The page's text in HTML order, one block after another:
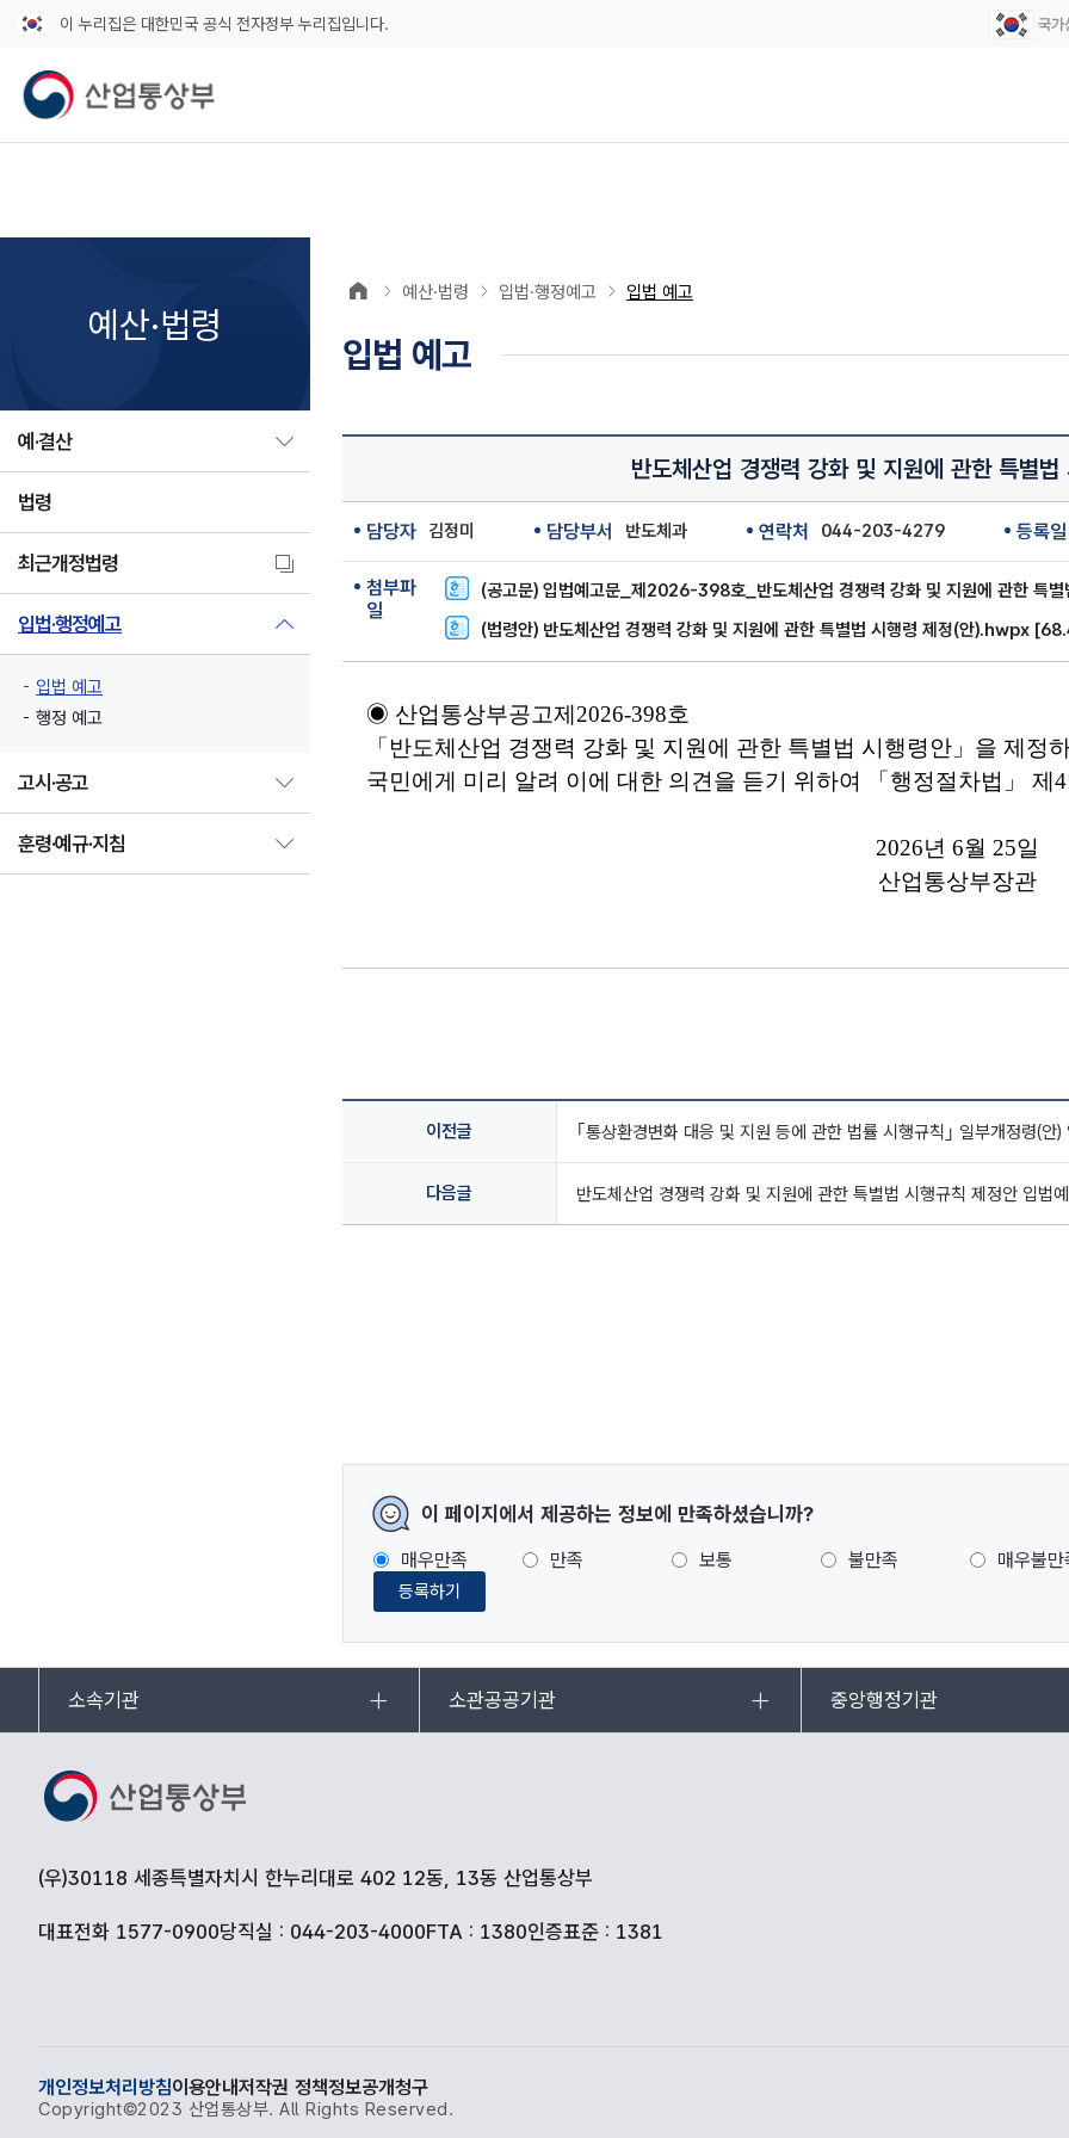
이 누리집은 대한민국 공식 전자정부 누리집입니다.
예산·법령
예·결산
법령
최근개정법령
입법·행정예고
입법 예고
행정 예고
고시·공고
훈령·예규·지침
예산·법령 입법·행정예고 입법 예고
입법 예고
반도체산업 경쟁력 강화 및 지원에 관한 특별
담당자 김정미 담당부서 반도체과 연락처 044-203-4279 등록일
첨부파
일
(공고문) 입법예고문_제2026-398호_반도체산업 경쟁력 강화 및 지원에 관한 특
(법령안) 반도체산업 경쟁력 강화 및 지원에 관한 특별법 시행령 제정(안).hwpx
◉ 산업통상부공고제 2026-398호
「 반도체산업 경쟁력 강화 및 지원에 관한 특별법 시행령안」 을 제정
국민에게 미리 알려 이에 대한 의견을 듣기 위하여
「 행정절차법 」 제
2026년 6월 25일
산업통상부장관
이전글 ｢통상환경변화 대응 및 지원 등에 관한 법률 시행규칙｣ 일부개정령(안)
다음글 반도체산업 경쟁력 강화 및 지원에 관한 특별법 시행규칙 제정안 입법
이 페이지에서 제공하는 정보에 만족하셨습니까?
매우만족 만족 보통 불만족 매우불만
등록하기
소속기관 소관공공기관 중앙행정기관
(우)30118 세종특별자치시 한누리대로 402 12동, 13동 산업통상부
대표전화 1577-0900당직실 : 044-203-4000FTA : 1380인증표준 : 1381
개인정보처리방침이용안내저작권 정책정보공개청구
Copyright©2023 산업통상부. All Rights Reserved.